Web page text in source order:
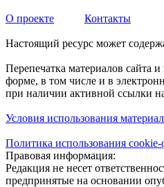
О проекте Контакты
Настоящий ресурс может
Перепечатка материалов сайта
форме, в том числе и в
при наличии активной ссылки
Условия использования
Политика использования cookie-
Правовая информация:
Редакция не несет
предпринятые на основании